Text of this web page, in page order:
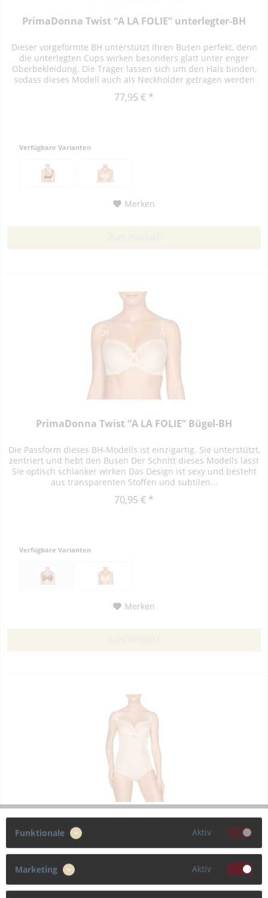
PrimaDonna Twist “A LA FOLIE” unterlegter-BH
Dieser vorgeformte BH unterstützt Ihren Busen perfekt, denn
die unterlegten Cups wirken besonders glatt unter enger
Oberbekleidung. Die Träger lassen sich um den Hals binden,
sodass dieses Modell auch als Neckholder getragen werden
77,95 € *
Verfügbare Varianten
Merken
PrimaDonna Twist “A LA FOLIE” Bügel-BH
Die Passform dieses BH-Modells ist einzigartig. Sie unterstützt,
zentriert und hebt den Busen Der Schnitt dieses Modells lässt
Sie optisch schlanker wirken Das Design ist sexy und besteht
aus transparenten Stoffen und subtilen...
70,95 € *
Verfügbare Varianten
Merken
PrimaDonna Twist “A LA FOLIE” Shapewear Body
Eleganter, figurformender Body ohne Cups mit sexy
Stickereien im Rücken und an den Beinabschlüssen. Lässt sich
mit dem Lieblings-BH tragen. Geheimnisvoll, sexy, stark.
Funktionale Aktiv
Marketing Aktiv